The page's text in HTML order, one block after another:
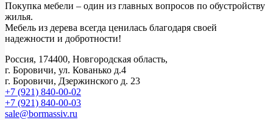
Покупка мебели – один из главных вопросов по обустройству
жилья.
Мебель из дерева всегда ценилась благодаря своей
надежности и добротности!
Россия, 174400, Новгородская область,
г. Боровичи, ул. Кованько д.4
г. Боровичи, Дзержинского д. 23
+7 (921) 840-00-02
+7 (921) 840-00-03
sale@bormassiv.ru